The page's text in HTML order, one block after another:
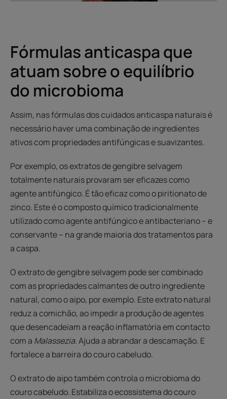
Fórmulas anticaspa que
atuam sobre o equilíbrio
do microbioma
Assim, nas fórmulas dos cuidados anticaspa naturais é
necessário haver uma combinação de ingredientes
ativos com propriedades antifúngicas e suavizantes.
Por exemplo, os extratos de gengibre selvagem
totalmente naturais provaram ser eficazes como
agente antifúngico. É tão eficaz como o piritionato de
zinco. Este é o composto químico tradicionalmente
utilizado como agente antifúngico e antibacteriano – e
conservante – na grande maioria dos tratamentos para
a caspa.
O extrato de gengibre selvagem pode ser combinado
com as propriedades calmantes de outro ingrediente
natural, como o aipo, por exemplo. Este extrato natural
reduz a comichão, ao impedir a produção de agentes
que desencadeiam a reação inflamatória em contacto
com a Malassezia. Ajuda a abrandar a descamação. E
fortalece a barreira do couro cabeludo.
O extrato de aipo também controla o microbioma do
couro cabeludo. Estabiliza o ecossistema do couro